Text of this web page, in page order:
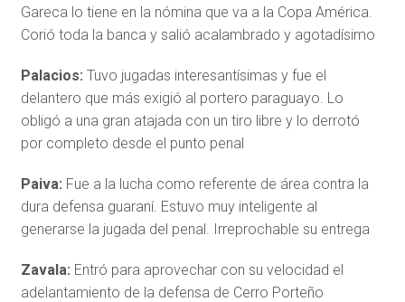
Gareca lo tiene en la nómina que va a la Copa América.
Corió toda la banca y salió acalambrado y agotadísimo
Palacios: Tuvo jugadas interesantísimas y fue el
delantero que más exigió al portero paraguayo. Lo
obligó a una gran atajada con un tiro libre y lo derrotó
por completo desde el punto penal
Paiva: Fue a la lucha como referente de área contra la
dura defensa guaraní. Estuvo muy inteligente al
generarse la jugada del penal. Irreprochable su entrega
Zavala: Entró para aprovechar con su velocidad el
adelantamiento de la defensa de Cerro Porteño